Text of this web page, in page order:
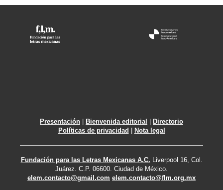
Presentación Bienvenida editorial
Directorio
Políticas de privacidad
Nota legal
Fundación para las Letras Mexicanas A.C. Liverpool 16, Col.
Juárez. C.P. 06600. Ciudad de México.
elem.contacto@gmail.com elem.contacto@flm.org.mx